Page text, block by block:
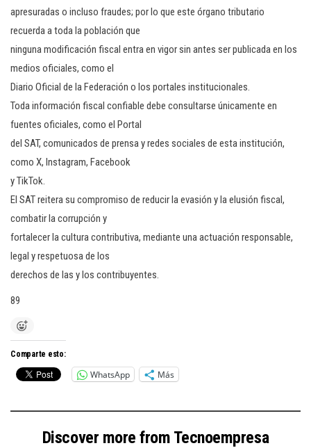
apresuradas o incluso fraudes; por lo que este órgano tributario
recuerda a toda la población que
ninguna modificación fiscal entra en vigor sin antes ser publicada en los
medios oficiales, como el
Diario Oficial de la Federación o los portales institucionales.
Toda información fiscal confiable debe consultarse únicamente en
fuentes oficiales, como el Portal
del SAT, comunicados de prensa y redes sociales de esta institución,
como X, Instagram, Facebook
y TikTok.
El SAT reitera su compromiso de reducir la evasión y la elusión fiscal,
combatir la corrupción y
fortalecer la cultura contributiva, mediante una actuación responsable,
legal y respetuosa de los
derechos de las y los contribuyentes.
89
Comparte esto:
WhatsApp Más
Discover more from Tecnoempresa